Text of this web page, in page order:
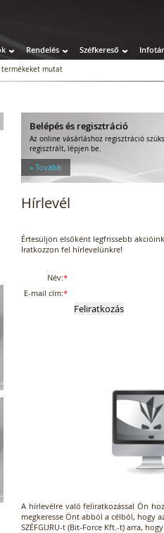
Rendelés Széfkereső Infotár
termékeket mutat
Belépés és regisztráció
Az online vásárláshoz regisztráció
regisztrált, lépjen be.
» Tovább
Hírlevél
Értesüljön elsőként legfrissebb
Iratkozzon fel hírlevelünkre!
Név:*
E-mail cím:*
A hírlevélre való feliratkozással Ön
megkeresse Önt abból a célból, hogy
SZÉFGURU-t (Bit-Force Kft.-t) arra,